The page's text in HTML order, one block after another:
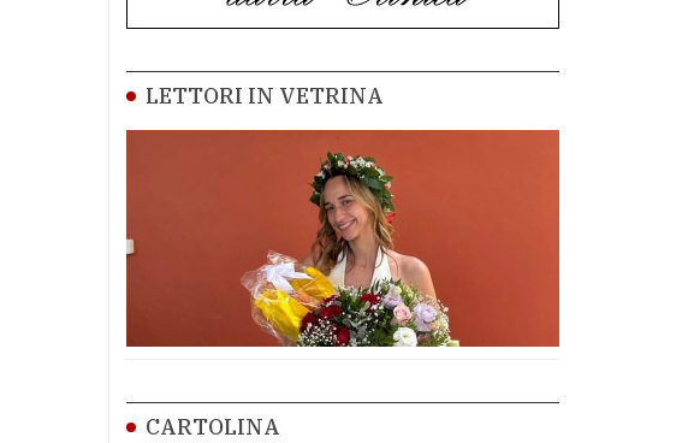
LETTORI IN VETRINA
CARTOLINA